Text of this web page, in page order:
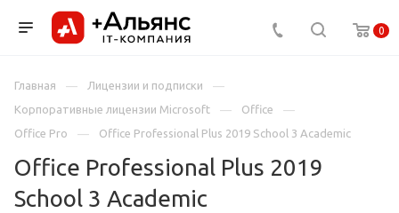
0
Главная
Лицензии и подписки
Корпоративные лицензии Microsoft
Office
Office Pro
Office Professional Plus 2019 School 3 Academic
Office Professional Plus 2019
School 3 Academic